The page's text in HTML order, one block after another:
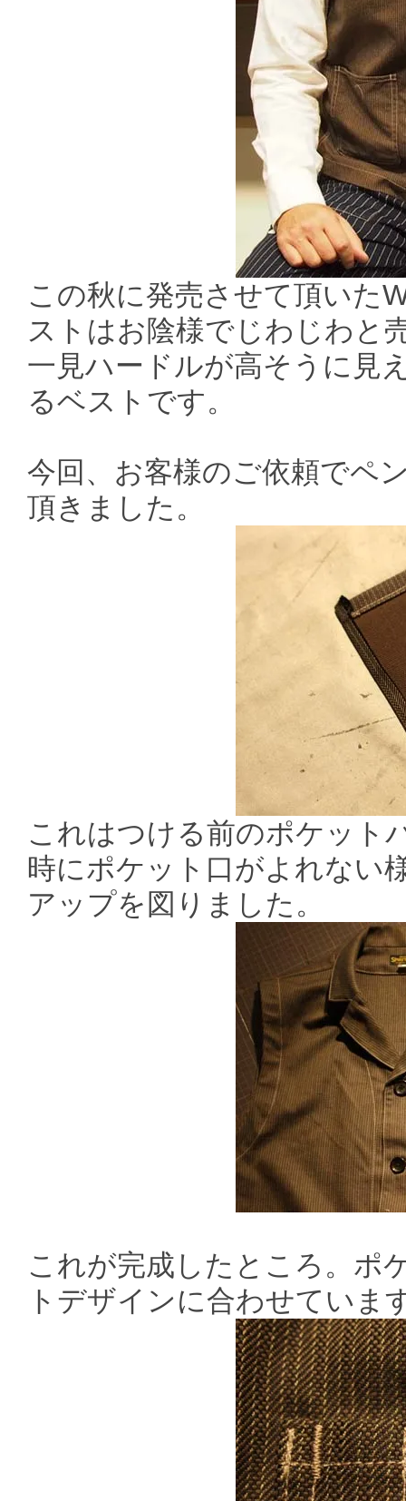
この秋に発売させて頂いた
ストはお陰様でじわじわと
一見ハードルが高そうに見
るベストです。
今回、お客様のご依頼でペ
頂きました。
これはつける前のポケット
時にポケット口がよれない
アップを図りました。
これが完成したところ。ポ
トデザインに合わせていま